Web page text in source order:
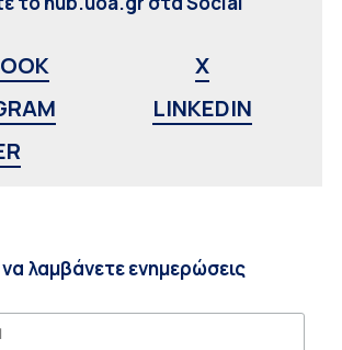
X
LINKEDIN
λαμβάνετε ενημερώσεις